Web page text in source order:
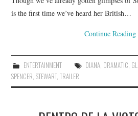
is the first time we’ve heard her British…
Continue Reading
ENTERTAINMENT DIANA, DRAMATIC,
SPENCER,STEWART,TRAILER